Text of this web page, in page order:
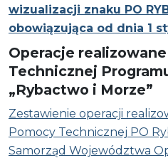
wizualizacji znaku PO
obowiązująca od dnia 1
Operacje
Technicznej
„Rybactwo i Morze”
Zestawienie operacji
Pomocy Technicznej PO
Samorząd Województwa